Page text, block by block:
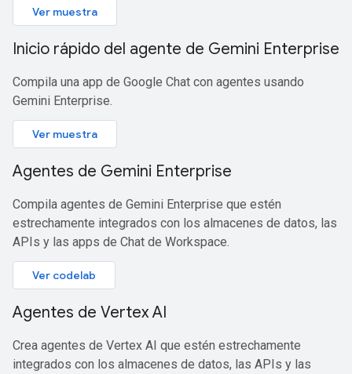
Ver muestra
Inicio rápido del agente de Gemini Enterprise
Compila una app de Google Chat con agentes usando
Gemini Enterprise.
Ver muestra
Agentes de Gemini Enterprise
Compila agentes de Gemini Enterprise que estén
estrechamente integrados con los almacenes de datos, las
APIs y las apps de Chat de Workspace.
Ver codelab
Agentes de Vertex AI
Crea agentes de Vertex AI que estén estrechamente
integrados con los almacenes de datos, las APIs y las